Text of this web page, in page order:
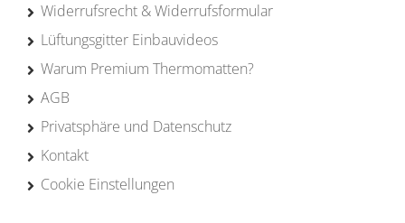
Widerrufsrecht & Widerrufsformular
Lüftungsgitter Einbauvideos
Warum Premium Thermomatten?
AGB
Privatsphäre und Datenschutz
Kontakt
Cookie Einstellungen